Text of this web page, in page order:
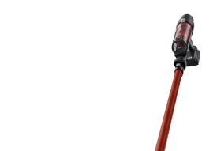
ideal para uma limpeza completa.